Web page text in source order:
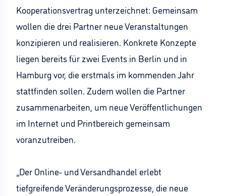
Kooperationsvertrag unterzeichnet: Gemeinsam
wollen die drei Partner neue Veranstaltungen
konzipieren und realisieren. Konkrete Konzepte
liegen bereits für zwei Events in Berlin und in
Hamburg vor, die erstmals im kommenden Jahr
stattfinden sollen. Zudem wollen die Partner
zusammenarbeiten, um neue Veröffentlichungen
im Internet und Printbereich gemeinsam
voranzutreiben.
„Der Online- und Versandhandel erlebt
tiefgreifende Veränderungsprozesse, die neue